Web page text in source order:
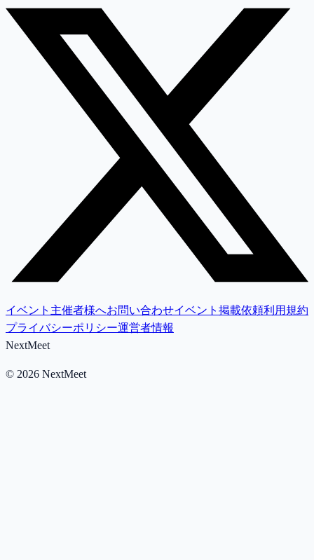
イベント主催者様へお問い合わせイベント掲載依頼利用規約
プライバシーポリシー運営者情報
NextMeet
© 2026 NextMeet